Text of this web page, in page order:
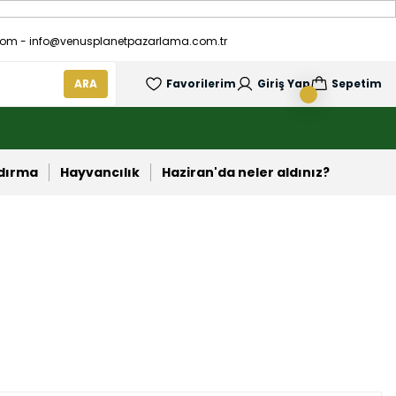
- info@venusplanetpazarlama.com.tr
ARA Favorilerim Giriş Yap Sepetim
Hayvancılık Haziran'da neler aldınız?